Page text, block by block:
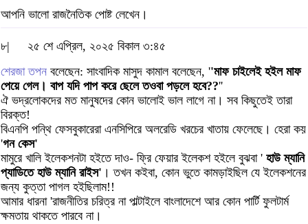
আপনি ভালো রাজনৈতিক পোষ্ট লেখেন।
৮|
২৫ শে এপ্রিল, ২০২৫ বিকাল ৩:৪৫
শেরজা তপন বলেছেন: সাংবাদিক মাসুদ কামাল বলেছেন, ''মাফ চাইলেই হইল মাফ
পেয়ে গেল। বাপ যদি পাপ করে ছেলে তওবা পড়লে হবে??''
ঐ ভদ্রলোকদের মত মানুষদের কোন ভালোই ভাল লাগে না। সব কিছুতেই তারা
বিরক্ত!
বিএনপি পন্থি ফেসবুকারেরা এনসিপিরে অলরেডি খরচের খাতায় ফেলেছে। হেরা কয়
'গন কেস'
মামুরে খালি ইলেকশনটা হইতে দাও- ফ্রি ফেয়ার ইলেকশ হইলে বুঝবা ' হাউ ম্যানি
প্যাডিতে হাউ ম্যানি রাইস' । তখন কইবা, কোন ভুতে কামড়াইছিল যে ইলেকশনের
জন্য কুত্তা পাগল হইছিলাম!!
আমার ধারনা 'রাজনীতির চরিত্র না পাল্টাইলে বাংলাদেশে আর কোন পার্টি ফুলটার্ম
ক্ষমতায় থাকতে পারবে না।